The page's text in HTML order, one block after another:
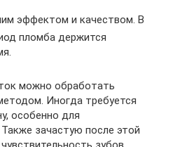
эффектом и качеством. В
пломба держится
можно обработать
Иногда требуется
особенно для
зачастую после этой